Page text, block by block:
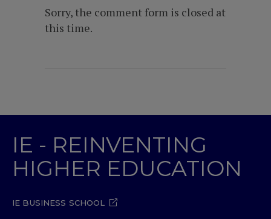
Sorry, the comment form is closed at
this time.
IE - REINVENTING
HIGHER EDUCATION
IE BUSINESS SCHOOL